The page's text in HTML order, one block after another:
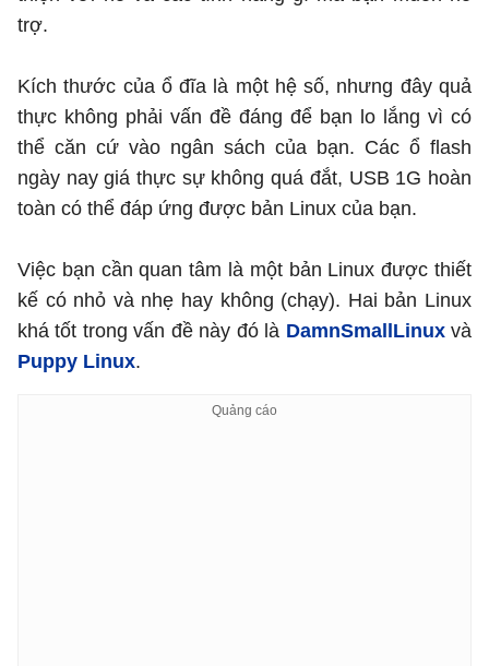
trợ.
Kích thước của ổ đĩa là một hệ số, nhưng đây quả
thực không phải vấn đề đáng để bạn lo lắng vì có
thể căn cứ vào ngân sách của bạn. Các ổ flash
ngày nay giá thực sự không quá đắt, USB 1G hoàn
toàn có thể đáp ứng được bản Linux của bạn.
Việc bạn cần quan tâm là một bản Linux được thiết
kế có nhỏ và nhẹ hay không (chạy). Hai bản Linux
khá tốt trong vấn đề này đó là DamnSmallLinuxvà
Puppy Linux.